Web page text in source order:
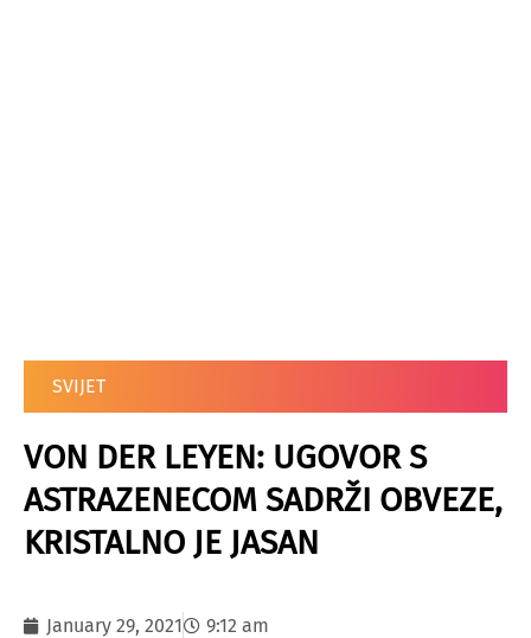
SVIJET
VON DER LEYEN: UGOVOR S
ASTRAZENECOM SADRŽI OBVEZE,
KRISTALNO JE JASAN
January 29, 2021 9:12 am